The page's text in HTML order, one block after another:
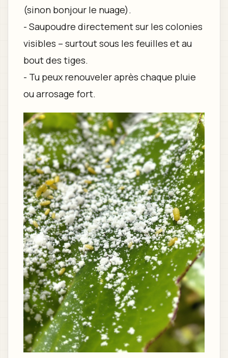
(sinon bonjour le nuage).
- Saupoudre directement sur les colonies
visibles – surtout sous les feuilles et au
bout des tiges.
- Tu peux renouveler après chaque pluie
ou arrosage fort.